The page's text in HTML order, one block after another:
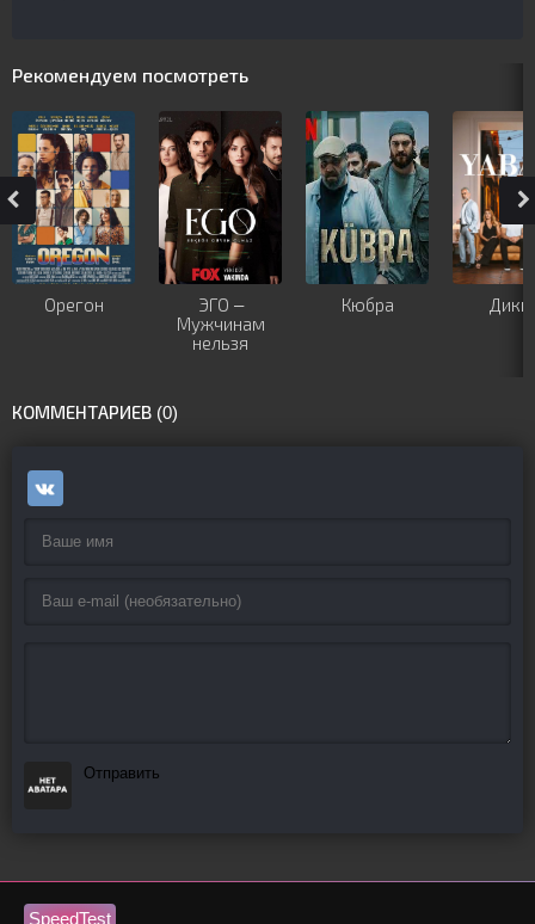
Рекомендуем посмотреть
Орегон
ЭГО –
Мужчинам
нельзя
Кюбра
КОММЕНТАРИЕВ (0)
Отправить
SpeedTest